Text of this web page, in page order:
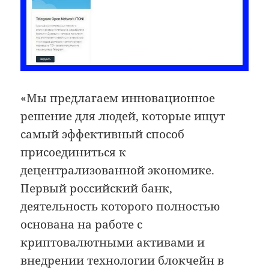
«Мы предлагаем инновационное
решение для людей, которые ищут
самый эффективный способ
присоединиться к
децентрализованной экономике.
Первый российский банк,
деятельность которого полностью
основана на работе с
криптовалютными активами и
внедрении технологии блокчейн в